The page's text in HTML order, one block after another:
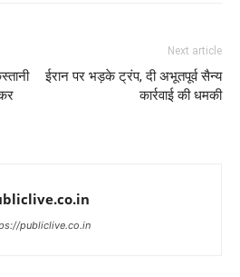
Next article
ईरान पर भड़के ट्रंप, दी अभूतपूर्व सैन्य
कार्रवाई की धमकी
publiclive.co.in